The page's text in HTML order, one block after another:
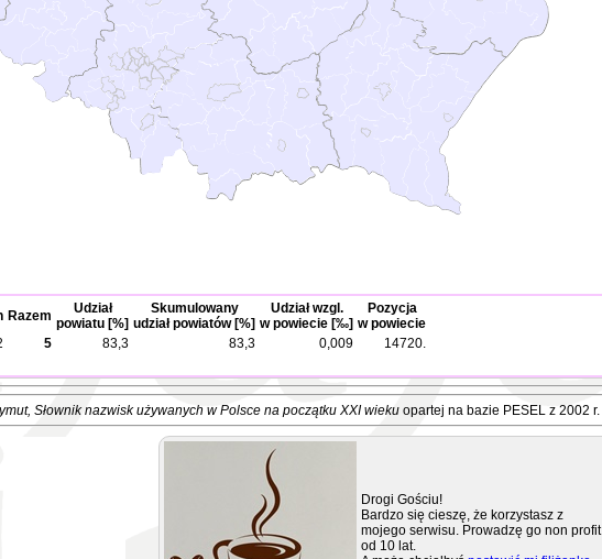
Razem
Udział
powiatu [%]
Skumulowany
udział powiatów [%]
Udział wzgl.
w powiecie [‰]
Pozycja
w powiecie
5 83,3 83,3 0,009
14720.
, Słownik nazwisk używanych w Polsce na początku XXI wiekuopartej na bazie PESEL z 2002 r.
Drogi Gościu!
Bardzo się cieszę, że korzystasz z
mojego serwisu. Prowadzę go non profit
od 10 lat.